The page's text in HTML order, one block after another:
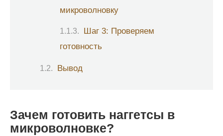
микроволновку
Шаг 3: Проверяем
готовность
Вывод
Зачем готовить наггетсы в
микроволновке?